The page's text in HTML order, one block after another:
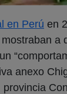
en Perú en
a
anexo